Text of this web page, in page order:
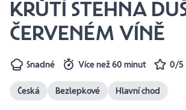
KRŮTÍ STEHNA
ČERVENÉM VÍNĚ
Snadné Více než 60 minut 0/5
Česká Bezlepkové Hlavní chod